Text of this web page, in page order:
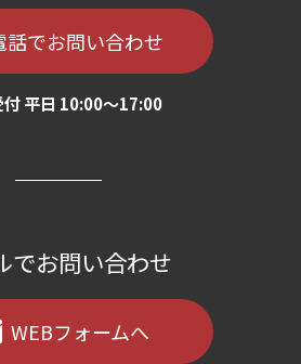
話でお問い合わせ
付 平日 10:00〜17:00
でお問い合わせ
WEBフォームへ